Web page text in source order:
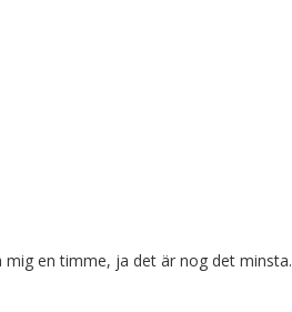
en timme, ja det är nog det minsta.